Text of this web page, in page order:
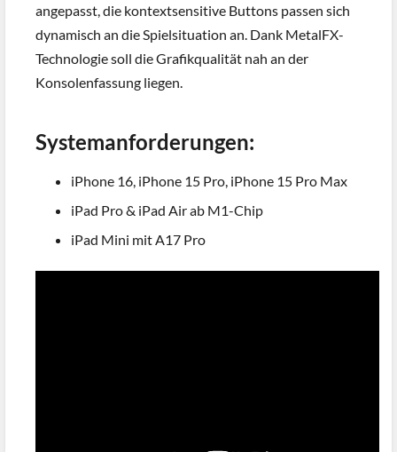
angepasst, die kontextsensitive Buttons passen sich
dynamisch an die Spielsituation an. Dank MetalFX-
Technologie soll die Grafikqualität nah an der
Konsolenfassung liegen.
Systemanforderungen:
iPhone 16, iPhone 15 Pro, iPhone 15 Pro Max
iPad Pro & iPad Air ab M1-Chip
iPad Mini mit A17 Pro